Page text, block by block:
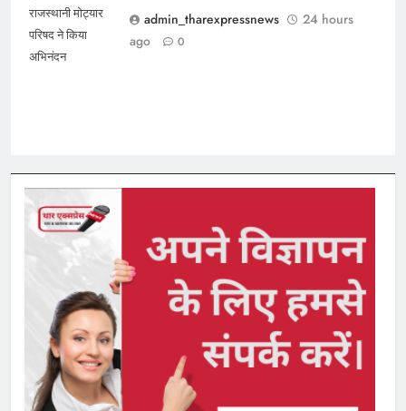
राजस्थानी मोट्यार
परिषद ने किया
अभिनंदन
admin_tharexpressnews
24 hours
ago
0